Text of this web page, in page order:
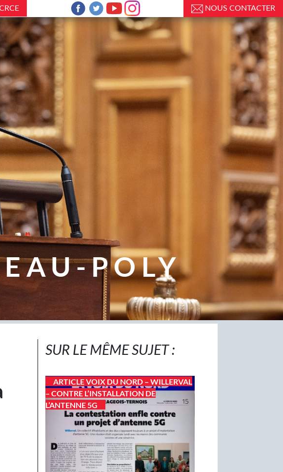
NOUS CONTACTER
POLY
SUR LE MÊME SUJET :
ARTICLE VOIX DU NORD – WILLERVAL
– CONTRE L’INSTALLATION DE
L’ANTENNE 5G